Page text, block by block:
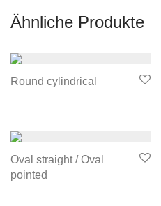
Ähnliche Produkte
Round cylindrical
Oval straight / Oval
pointed